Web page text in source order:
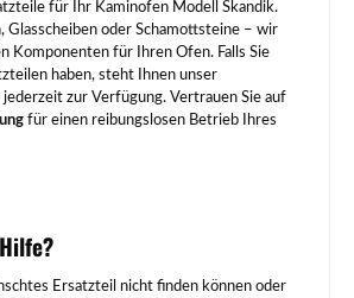
für Ihr Kaminofen Modell Skandik.
Glasscheiben oder Schamottsteine – wir
Komponenten für Ihren Ofen. Falls Sie
haben, steht Ihnen unser
jederzeit zur Verfügung. Vertrauen Sie auf
für einen reibungslosen Betrieb Ihres
Ersatzteil nicht finden können oder